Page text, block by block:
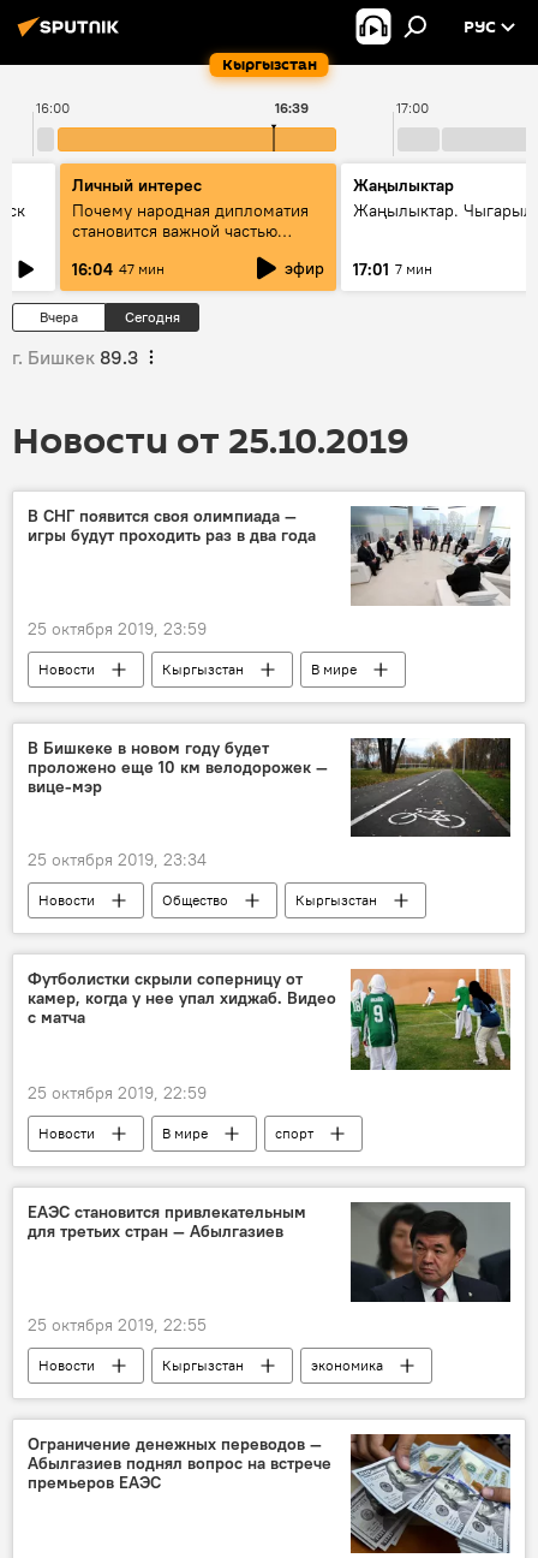
Кыргызстан
РУС
16:00 17:00
16:39
Личный интерес
Почему народная дипломатия
становится важной частью
сотрудничества
16:04 47 мин эфир
Жаңылыктар
Жаңылыктар.
17:01 7 мин
Вчера Сегодня
г. Бишкек 89.3
Новости от 25.10.2019
В СНГ появится своя олимпиада —
игры будут проходить раз в два года
25 октября 2019, 23:59
Новости Кыргызстан
В мире
спорт
Политика
СНГ
игры
В Бишкеке в новом году будет
проложено еще 10 км велодорожек —
вице-мэр
25 октября 2019, 23:34
Новости Общество
Кыргызстан
Мэрия города Бишкек
велодорожка
проект
кольцо
парк
Бишкек
Футболистки скрыли соперницу от
камер, когда у нее упал хиджаб. Видео
с матча
25 октября 2019, 22:59
Новости В мире
спорт
футбол
игра
матч
Хиджаб
ЕАЭС становится привлекательным
для третьих стран — Абылгазиев
25 октября 2019, 22:55
Новости Кыргызстан
экономика
Мухаммедкалый Абылгазиев
ЕАЭС
Ограничение денежных переводов —
Абылгазиев поднял вопрос на встрече
премьеров ЕАЭС